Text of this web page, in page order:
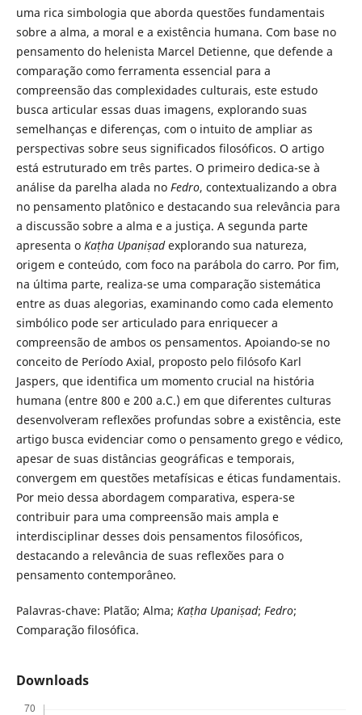
uma rica simbologia que aborda questões fundamentais
sobre a alma, a moral e a existência humana. Com base no
pensamento do helenista Marcel Detienne, que defende a
comparação como ferramenta essencial para a
compreensão das complexidades culturais, este estudo
busca articular essas duas imagens, explorando suas
semelhanças e diferenças, com o intuito de ampliar as
perspectivas sobre seus significados filosóficos. O artigo
está estruturado em três partes. O primeiro dedica-se à
análise da parelha alada no Fedro, contextualizando a obra
no pensamento platônico e destacando sua relevância para
a discussão sobre a alma e a justiça. A segunda parte
apresenta o Kaṭha Upaniṣadexplorando sua natureza,
origem e conteúdo, com foco na parábola do carro. Por fim,
na última parte, realiza-se uma comparação sistemática
entre as duas alegorias, examinando como cada elemento
simbólico pode ser articulado para enriquecer a
compreensão de ambos os pensamentos. Apoiando-se no
conceito de Período Axial, proposto pelo filósofo Karl
Jaspers, que identifica um momento crucial na história
humana (entre 800 e 200 a.C.) em que diferentes culturas
desenvolveram reflexões profundas sobre a existência, este
artigo busca evidenciar como o pensamento grego e védico,
apesar de suas distâncias geográficas e temporais,
convergem em questões metafísicas e éticas fundamentais.
Por meio dessa abordagem comparativa, espera-se
contribuir para uma compreensão mais ampla e
interdisciplinar desses dois pensamentos filosóficos,
destacando a relevância de suas reflexões para o
pensamento contemporâneo.
Palavras-chave: Platão; Alma; Kaṭha Upaniṣad; Fedro;
Comparação filosófica.
Downloads